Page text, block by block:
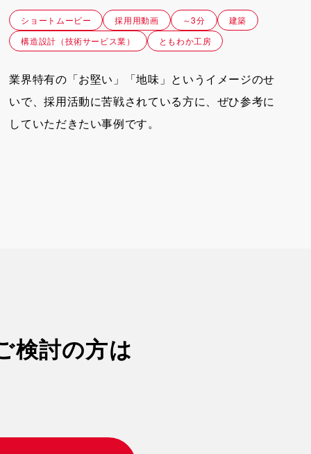
株式会社RISE構造設計
ショートムービー 採用用動画 ～3分
建築
構造設計（技術サービス業）
ともわか工房
業界特有の「お堅い」「地味」というイメージのせ
いで、採用活動に苦戦されている方に、ぜひ参考に
していただきたい事例です。
検討の方は